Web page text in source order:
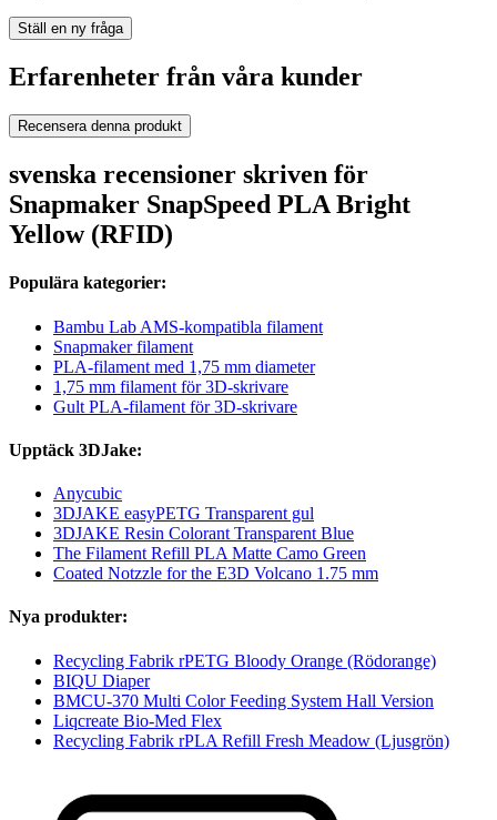
Ställ en ny fråga
Erfarenheter från våra kunder
Recensera denna produkt
svenska recensioner skriven för
Snapmaker SnapSpeed PLA Bright
Yellow (RFID)
Populära kategorier:
Bambu Lab AMS-kompatibla filament
Snapmaker filament
PLA-filament med 1,75 mm diameter
1,75 mm filament för 3D-skrivare
Gult PLA-filament för 3D-skrivare
Upptäck 3DJake:
Anycubic
3DJAKE easyPETG Transparent gul
3DJAKE Resin Colorant Transparent Blue
The Filament Refill PLA Matte Camo Green
Coated Notzzle for the E3D Volcano 1.75 mm
Nya produkter:
Recycling Fabrik rPETG Bloody Orange (Rödorange)
BIQU Diaper
BMCU-370 Multi Color Feeding System Hall Version
Liqcreate Bio-Med Flex
Recycling Fabrik rPLA Refill Fresh Meadow (Ljusgrön)